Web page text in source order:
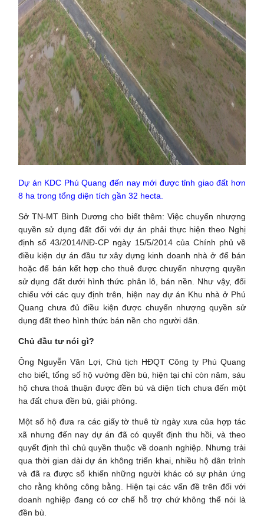
Dự án KDC Phú Quang đến nay mới được tỉnh giao đất hơn
8 ha trong tổng diện tích gần 32 hecta.
Sở TN-MT Bình Dương cho biết thêm: Việc chuyển nhượng
quyền sử dụng đất đối với dự án phải thực hiện theo Nghị
định số 43/2014/NĐ-CP ngày 15/5/2014 của Chính phủ về
điều kiện dự án đầu tư xây dựng kinh doanh nhà ở để bán
hoặc để bán kết hợp cho thuê được chuyển nhượng quyền
sử dụng đất dưới hình thức phân lô, bán nền. Như vậy, đối
chiếu với các quy định trên, hiện nay dự án Khu nhà ở Phú
Quang chưa đủ điều kiện được chuyển nhượng quyền sử
dụng đất theo hình thức bán nền cho người dân.
Chủ đầu tư nói gì?
Ông Nguyễn Văn Lợi, Chủ tịch HĐQT Công ty Phú Quang
cho biết, tổng số hộ vướng đền bù, hiện tại chỉ còn năm, sáu
hộ chưa thoả thuận được đền bù và diện tích chưa đến một
ha đất chưa đền bù, giải phóng.
Một số hộ đưa ra các giấy tờ thuê từ ngày xưa của hợp tác
xã nhưng đến nay dự án đã có quyết định thu hồi, và theo
quyết định thì chủ quyền thuộc về doanh nghiệp. Nhưng trải
qua thời gian dài dự án không triển khai, nhiều hộ dân trình
và đã ra được sổ khiến những người khác có sự phản ứng
cho rằng không công bằng. Hiện tại các vấn đề trên đối với
doanh nghiệp đang có cơ chế hỗ trợ chứ không thể nói là
đền bù.